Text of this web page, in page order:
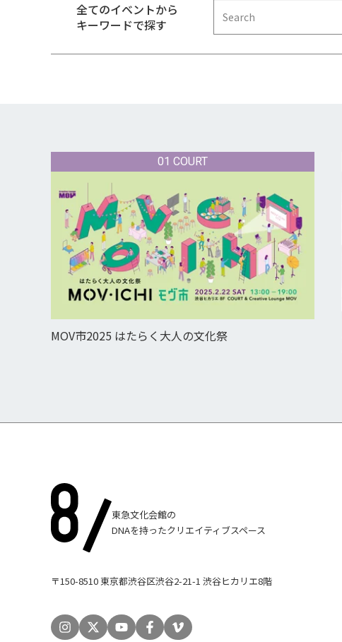
全てのイベントから
キーワードで探す
01 COURT
MOV市2025 はたらく大人の文化祭
東急文化会館の
DNAを持ったクリエイティブスペース
〒150-8510 東京都渋谷区渋谷2-21-1 渋谷ヒカリエ8階